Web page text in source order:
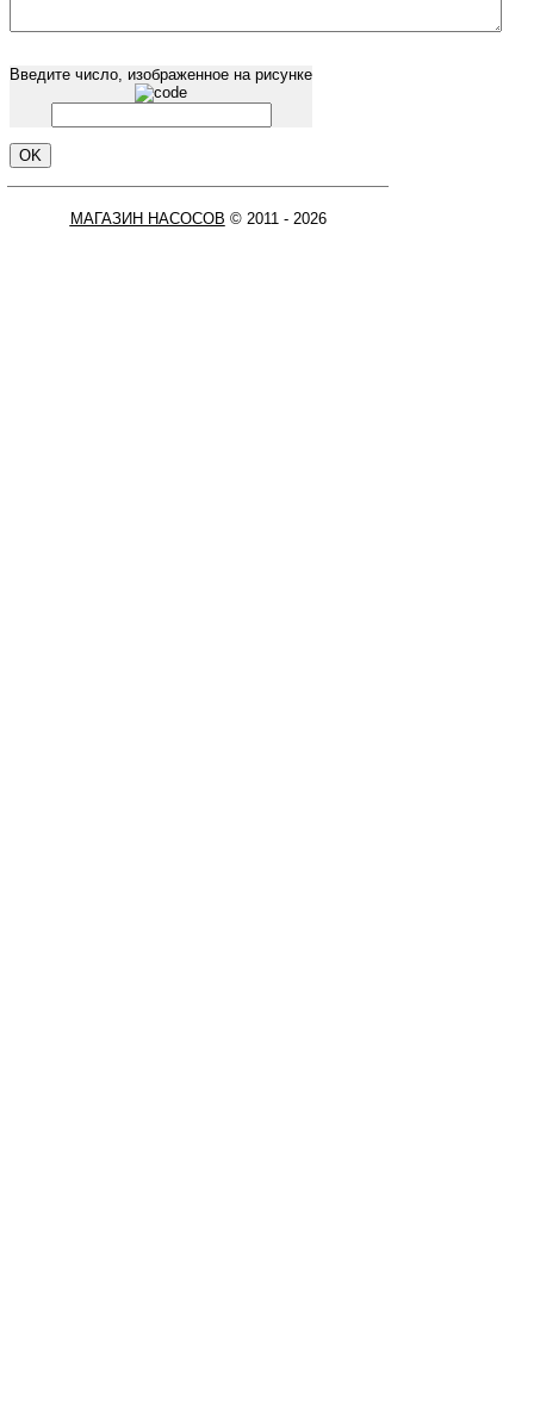
Введите число, изображенное на рисунке
МАГАЗИН НАСОСОВ © 2011 - 2026